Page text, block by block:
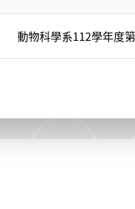
動物科學系112學年度